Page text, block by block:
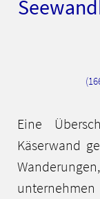
Eine
Käserwand